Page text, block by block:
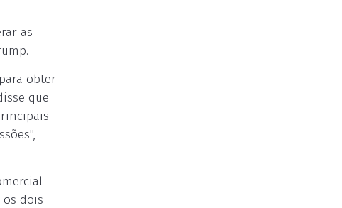
as
obter
que
dois